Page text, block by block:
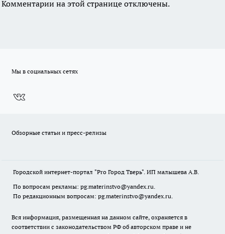
Комментарии на этой странице отключены.
Мы в социальных сетях
Обзорные статьи и пресс-релизы
Городской интернет-портал "Pro Город Тверь". ИП малышева А.В.
По вопросам рекламы: pg.materinstvo@yandex.ru.
По редакционным вопросам: pg.materinstvo@yandex.ru.
Вся информация, размещенная на данном сайте, охраняется в
соответствии с законодательством РФ об авторском праве и не